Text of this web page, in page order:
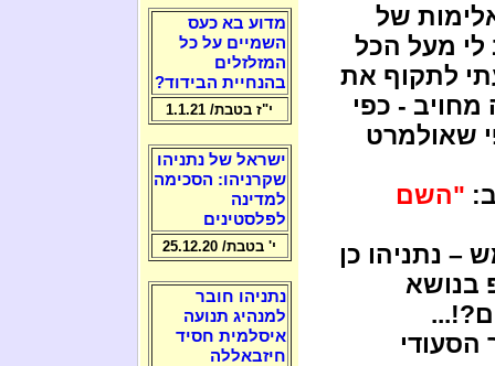
של
לי מעל הכל
לתקוף את
- כפי
שאולמרט
"השם
– נתניהו כן
בנושא
מדוע בא כעס
השמיים על כל
המזלזלים
בהנחיית הבידוד?
י"ז בטבת/ 1.1.21
ישראל של נתניהו
שקרניהו: הסכימה
למדינה
לפלסטינים
י' בטבת/ 25.12.20
נתניהו חובר
למנהיג תנועה
איסלמית חסיד
חיזבאללה